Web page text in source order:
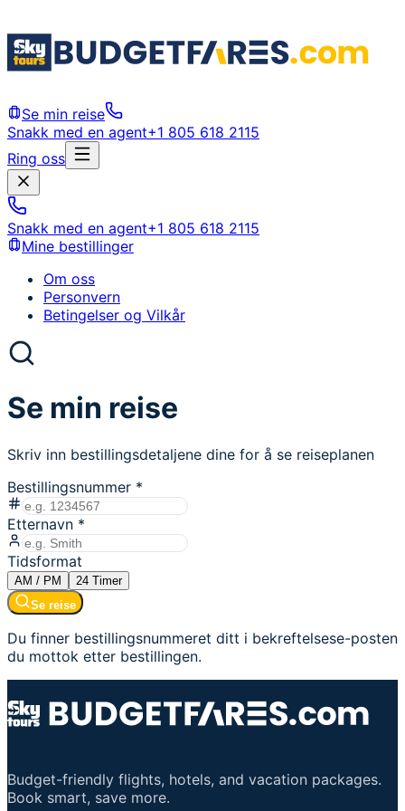
Se min reise
Snakk med en agent+1 805 618 2115
Ring oss
Snakk med en agent+1 805 618 2115
Mine bestillinger
Om oss
Personvern
Betingelser og Vilkår
Se min reise
Skriv inn bestillingsdetaljene dine for å se reiseplanen
Bestillingsnummer *
Etternavn *
Tidsformat
AM / PM 24 Timer
Se reise
Du finner bestillingsnummeret ditt i bekreftelsese-posten
du mottok etter bestillingen.
Budget-friendly flights, hotels, and vacation packages.
Book smart, save more.